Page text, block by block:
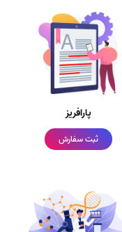
پارافریز
ثبت سفارش